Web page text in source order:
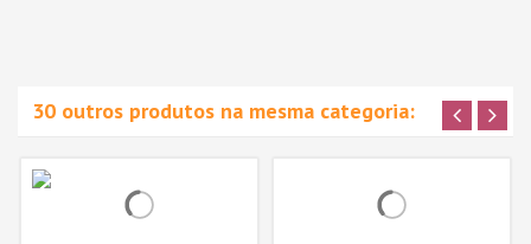
30 outros produtos na mesma categoria: